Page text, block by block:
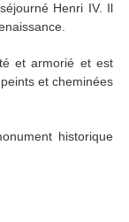
Henri IV. Il
et armorié et est
et cheminées
historique